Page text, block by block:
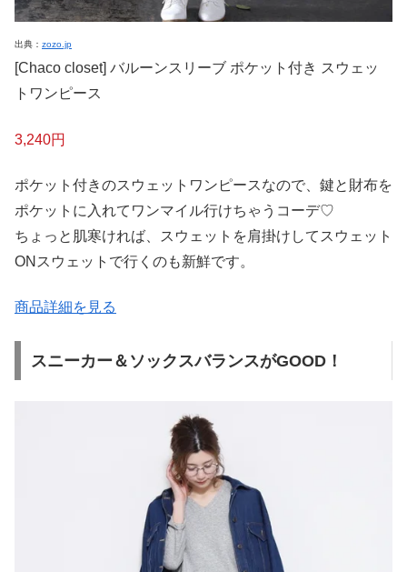
出典： zozo.jp
[Chaco closet] バルーンスリーブ ポケット付き スウェッ
トワンピース
3,240円
ポケット付きのスウェットワンピースなので、鍵と財布を
ポケットに入れてワンマイル行けちゃうコーデ♡
ちょっと肌寒ければ、スウェットを肩掛けしてスウェット
ONスウェットで行くのも新鮮です。
商品詳細を見る
スニーカー＆ソックスバランスがGOOD！